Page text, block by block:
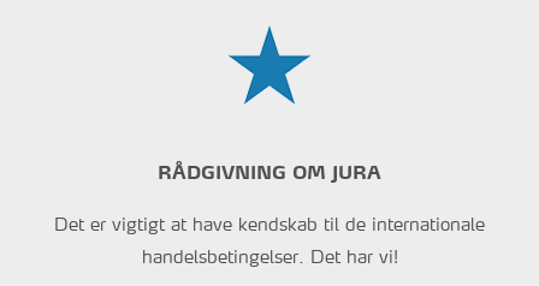
RÅDGIVNING OM JURA
Det er vigtigt at have kendskab til de internationale
handelsbetingelser. Det har vi!